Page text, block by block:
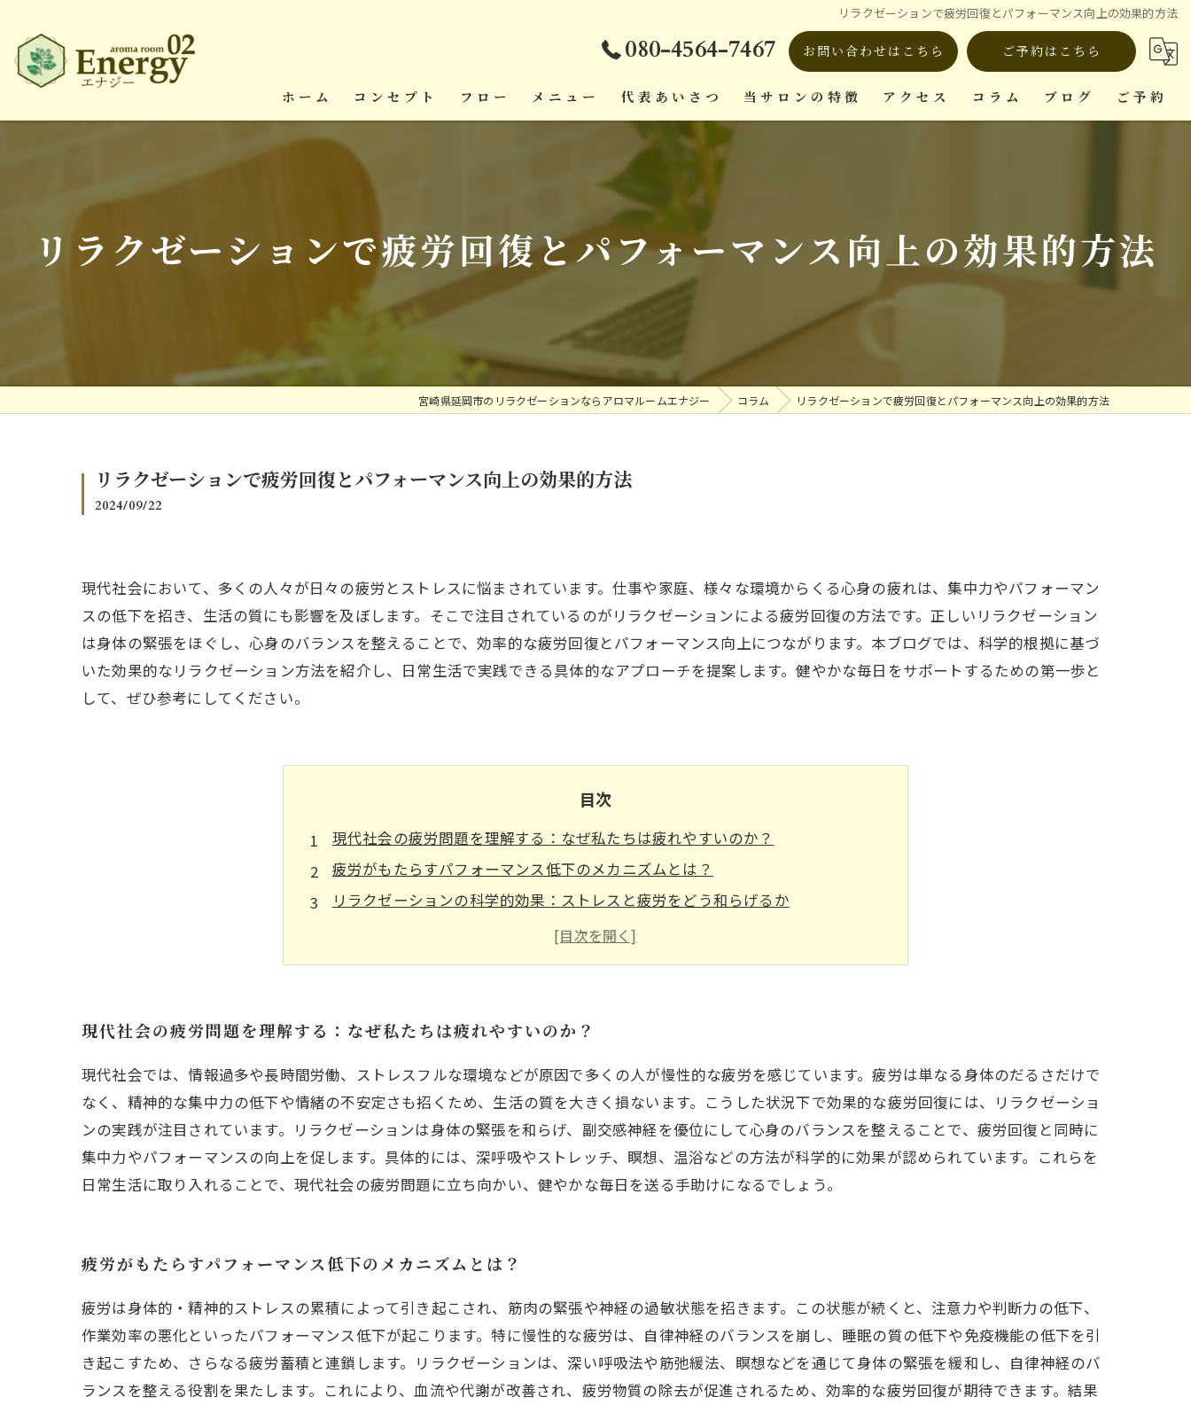
リラクゼーションで疲労回復とパフォーマンス向上の効果的方法
080-4564-7467 お問い合わせはこちら ご予約はこちら
ホーム コンセプト フロー メニュー 代表あいさつ 当サロンの特徴
疲労回復
アクセス コラム ブログ ご予約
リラクゼーションで疲労回復とパフォーマンス向上の効果的方法
宮崎県延岡市のリラクゼーションならアロマルームエナジー コラム リラクゼーションで疲労回復とパフォーマンス向上の効果的方法
リラクゼーションで疲労回復とパフォーマンス向上の効果的方法
2024/09/22
現代社会において、多くの人々が日々の疲労とストレスに悩まされています。仕事や家庭、様々な環境からくる心身の疲れは、集中力やパフォーマン
スの低下を招き、生活の質にも影響を及ぼします。そこで注目されているのがリラクゼーションによる疲労回復の方法です。正しいリラクゼーション
は身体の緊張をほぐし、心身のバランスを整えることで、効率的な疲労回復とパフォーマンス向上につながります。本ブログでは、科学的根拠に基づ
いた効果的なリラクゼーション方法を紹介し、日常生活で実践できる具体的なアプローチを提案します。健やかな毎日をサポートするための第一歩と
して、ぜひ参考にしてください。
目次
現代社会の疲労問題を理解する：なぜ私たちは疲れやすいのか？
疲労がもたらすパフォーマンス低下のメカニズムとは？
リラクゼーションの科学的効果：ストレスと疲労をどう和らげるか
日常で実践できる効果的なリラクゼーション方法の紹介
リラクゼーションで疲労回復し、仕事や生活のパフォーマンスを向上させる秘訣
リラクゼーションを生活に取り入れて、心身ともに輝く未来へ
現代社会の疲労問題を理解する：なぜ私たちは疲れやすいのか？
現代社会では、情報過多や長時間労働、ストレスフルな環境などが原因で多くの人が慢性的な疲労を感じています。疲労は単なる身体のだるさだけで
なく、精神的な集中力の低下や情緒の不安定さも招くため、生活の質を大きく損ないます。こうした状況下で効果的な疲労回復には、リラクゼーショ
ンの実践が注目されています。リラクゼーションは身体の緊張を和らげ、副交感神経を優位にして心身のバランスを整えることで、疲労回復と同時に
集中力やパフォーマンスの向上を促します。具体的には、深呼吸やストレッチ、瞑想、温浴などの方法が科学的に効果が認められています。これらを
日常生活に取り入れることで、現代社会の疲労問題に立ち向かい、健やかな毎日を送る手助けになるでしょう。
疲労がもたらすパフォーマンス低下のメカニズムとは？
疲労は身体的・精神的ストレスの累積によって引き起こされ、筋肉の緊張や神経の過敏状態を招きます。この状態が続くと、注意力や判断力の低下、
作業効率の悪化といったパフォーマンス低下が起こります。特に慢性的な疲労は、自律神経のバランスを崩し、睡眠の質の低下や免疫機能の低下を引
き起こすため、さらなる疲労蓄積と連鎖します。リラクゼーションは、深い呼吸法や筋弛緩法、瞑想などを通じて身体の緊張を緩和し、自律神経のバ
ランスを整える役割を果たします。これにより、血流や代謝が改善され、疲労物質の除去が促進されるため、効率的な疲労回復が期待できます。結果